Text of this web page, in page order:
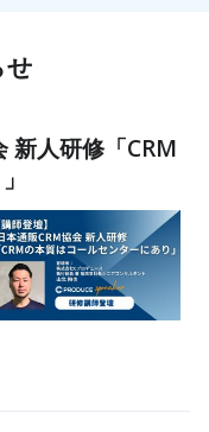
せ
新人研修「CRM